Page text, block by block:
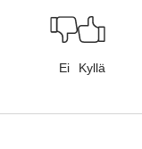
Ei Kyllä